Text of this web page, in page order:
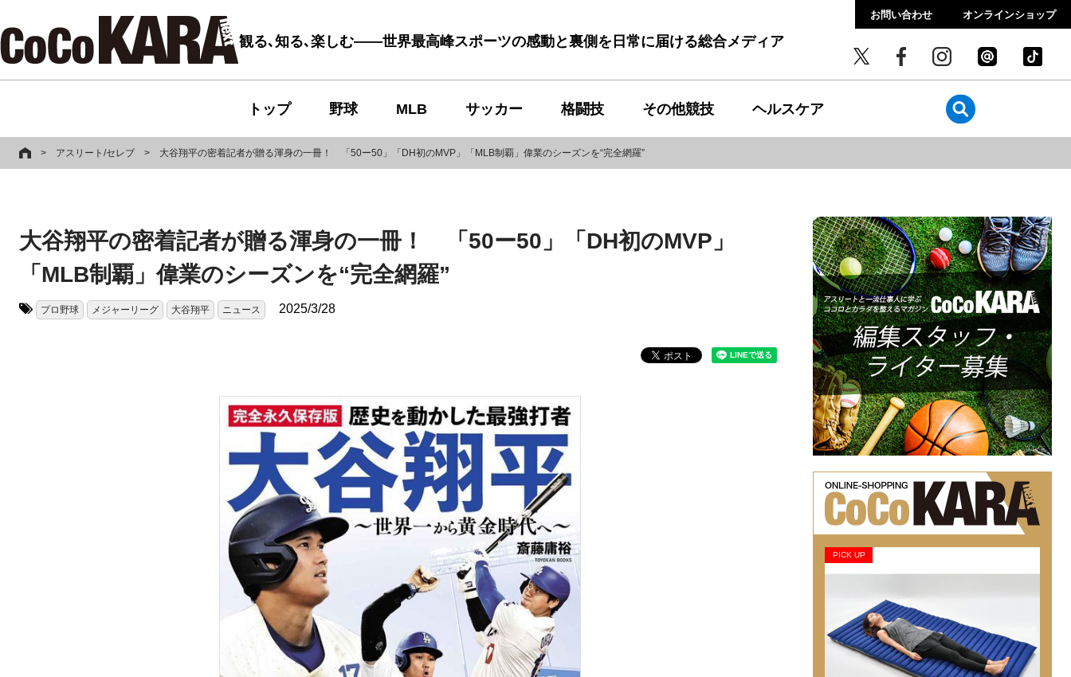
観る､知る､楽しむ――世界最高峰スポーツの感動と裏側を日常に届ける総合メディア
お問い合わせ オンラインショップ
トップ 野球 MLB サッカー 格闘技 その他競技 ヘルスケア
> アスリート/セレブ > 大谷翔平の密着記者が贈る渾身の一冊！ 「50ー50」「DH初のMVP」「MLB制覇」偉業のシーズンを“完全網羅”
大谷翔平の密着記者が贈る渾身の一冊！ 「50ー50」「DH初のMVP」
「MLB制覇」偉業のシーズンを“完全網羅”
プロ野球 メジャーリーグ 大谷翔平 ニュース 2025/3/28
PICK UP